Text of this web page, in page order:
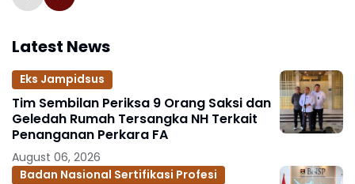
Menembus Ruang dan
Latest News
Eks Jampidsus
Tim Sembilan Periksa 9 Orang Saksi dan
Geledah Rumah Tersangka NH Terkait
Penanganan Perkara FA
August 06, 2026
Badan Nasional Sertifikasi Profesi